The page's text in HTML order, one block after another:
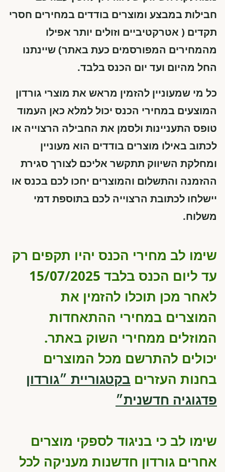
חבילות במבצע ומוצרים בודדים במחירים חסרי
תקדים ( אטרקטיביים וזולים יותר אפילו
מהמחירים המפורסמים כעת באתר) שיינתנו
החל מהיום ועד יום הכנס בלבד.
כל מי שמעוניין להזמין מראש את מוצרי גורדון
המוצעים במחירי הכנס יכול למלא כאן העמוד
טופס התעניינות ולסמן את החבילה הרצוייה או
לכתוב באילו מוצרים בודדים הוא מעוניין
ומחלקת השיווק תתקשר אליכם לצורך סגירת
ההזמנה והתשלום והמוצרים יחכו לכם בכנס או
יישלחו לכתובת הרצוייה לכם בתוספת דמי
משלוח.
שימו לב מחירי הכנס יהיו תקפים רק
עד ליום הכנס בלבד 15/07/2025
לאחר מכן תוכלו להזמין את
המוצרים במחירי ההתאחדות
המוזלים ממחירי השוק באתר.
יכולים להתרשם מכל המוצרים
בחנות העזרים בקטגוריית ״גורדון
פדגוגיה חדשנית״
שימו לב כי בניגוד לספקי מוצרים
אחרים גורדון חדשנות מעניקה לכל